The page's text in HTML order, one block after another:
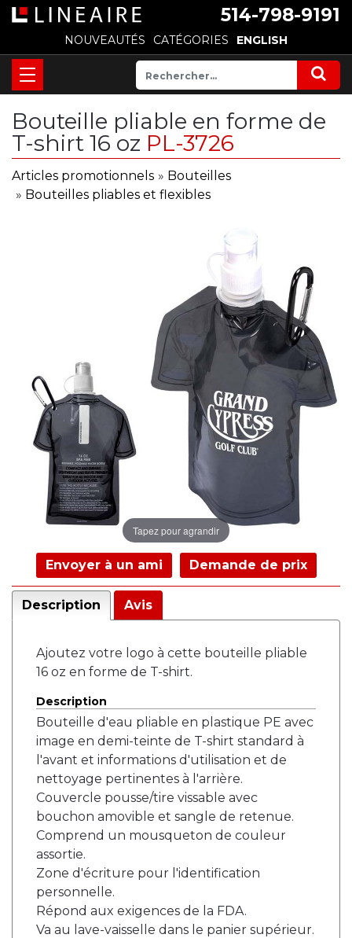
514-798-9191
NOUVEAUTÉS CATÉGORIES ENGLISH
Bouteille pliable en forme de
T-shirt 16 oz PL-3726
Articles promotionnels » Bouteilles
» Bouteilles pliables et flexibles
Tapez pour agrandir
Envoyer à un ami Demande de prix
Description Avis
Ajoutez votre logo à cette bouteille pliable
16 oz en forme de T-shirt.
Description
Bouteille d'eau pliable en plastique PE avec
image en demi-teinte de T-shirt standard à
l'avant et informations d'utilisation et de
nettoyage pertinentes à l'arrière.
Couvercle pousse/tire vissable avec
bouchon amovible et sangle de retenue.
Comprend un mousqueton de couleur
assortie.
Zone d'écriture pour l'identification
personnelle.
Répond aux exigences de la FDA.
Va au lave-vaisselle dans le panier supérieur.